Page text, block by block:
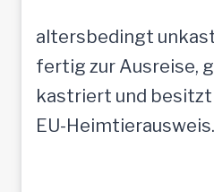
altersbedingt
fertig zur Ausreise,
kastriert und
EU-Heimtierausweis.